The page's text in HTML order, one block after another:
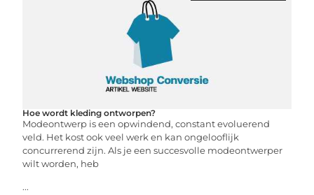
Hoe wordt kleding ontworpen?
Modeontwerp is een opwindend, constant evoluerend
veld. Het kost ook veel werk en kan ongelooflijk
concurrerend zijn. Als je een succesvolle modeontwerper
wilt worden, heb
...